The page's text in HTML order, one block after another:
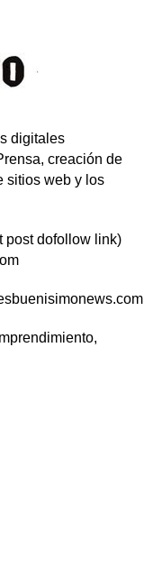
digitales
creación de
sitios web y los
post dofollow link)